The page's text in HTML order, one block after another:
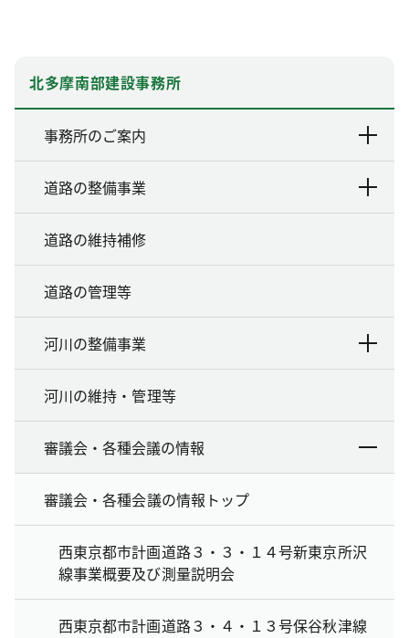
北多摩南部建設事務所
事務所のご案内
道路の整備事業
道路の維持補修
道路の管理等
河川の整備事業
河川の維持・管理等
審議会・各種会議の情報
審議会・各種会議の情報トップ
西東京都市計画道路３・３・１４号新東京所沢
線事業概要及び測量説明会
西東京都市計画道路３・４・１３号保谷秋津線